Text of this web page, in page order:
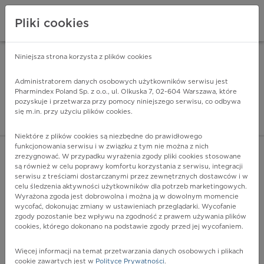
Pharmindex - lider
ZALOGUJ SIĘ
T20.5 - Oparzenie chemiczne głowy i szyi, I stopnia
Więcej na lekiicd10.pl
Pliki cookies
Niniejsza strona korzysta z plików cookies
Administratorem danych osobowych użytkowników serwisu jest
Pharmindex Poland Sp. z o.o., ul. Olkuska 7, 02-604 Warszawa, które
pozyskuje i przetwarza przy pomocy niniejszego serwisu, co odbywa
się m.in. przy użyciu plików cookies.
Niektóre z plików cookies są niezbędne do prawidłowego
funkcjonowania serwisu i w związku z tym nie można z nich
zrezygnować. W przypadku wyrażenia zgody pliki cookies stosowane
są również w celu poprawy komfortu korzystania z serwisu, integracji
serwisu z treściami dostarczanymi przez zewnętrznych dostawców i w
celu śledzenia aktywności użytkowników dla potrzeb marketingowych.
Wyrażona zgoda jest dobrowolna i można ją w dowolnym momencie
wycofać, dokonując zmiany w ustawieniach przeglądarki. Wycofanie
zgody pozostanie bez wpływu na zgodność z prawem używania plików
cookies, którego dokonano na podstawie zgody przed jej wycofaniem.
Więcej informacji na temat przetwarzania danych osobowych i plikach
cookie zawartych jest w Polityce Prywatności.
ZA DARMO - w Google Play INSTALUJ